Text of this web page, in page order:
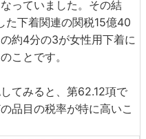
っていました。その結
下着関連の関税15億40
約4分の3が女性用下着に
ことです。
てみると、第62.12項で
品目の税率が特に高いこ